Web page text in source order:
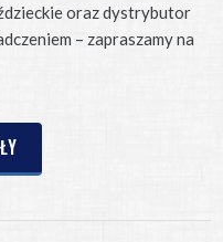
oraz dystrybutor
– zapraszamy na